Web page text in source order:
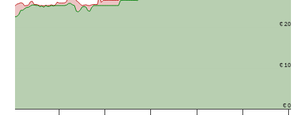
€ 0
€ 10
€ 20